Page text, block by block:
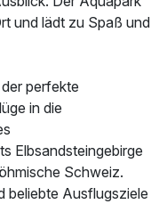
und lädt zu Spaß und
perfekte
in die
Elbsandsteingebirge
Schweiz.
beliebte Ausflugsziele